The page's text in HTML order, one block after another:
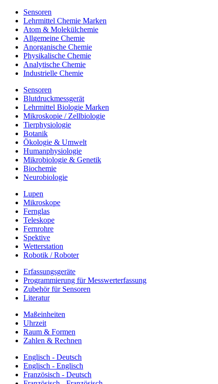
Sensoren
Lehrmittel Chemie Marken
Atom & Molekülchemie
Allgemeine Chemie
Anorganische Chemie
Physikalische Chemie
Analytische Chemie
Industrielle Chemie
Sensoren
Blutdruckmessgerät
Lehrmittel Biologie Marken
Mikroskopie / Zellbiologie
Tierphysiologie
Botanik
Ökologie & Umwelt
Humanphysiologie
Mikrobiologie & Genetik
Biochemie
Neurobiologie
Lupen
Mikroskope
Fernglas
Teleskope
Fernrohre
Spektive
Wetterstation
Robotik / Roboter
Erfassungsgeräte
Programmierung für Messwerterfassung
Zubehör für Sensoren
Literatur
Maßeinheiten
Uhrzeit
Raum & Formen
Zahlen & Rechnen
Englisch - Deutsch
Englisch - Englisch
Französisch - Deutsch